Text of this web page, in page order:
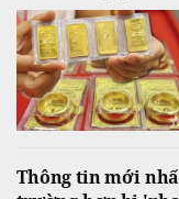
Thông tin mới